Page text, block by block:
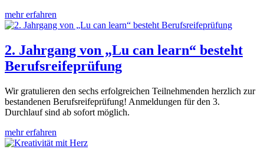
mehr erfahren
2. Jahrgang von „Lu can learn“ besteht
Berufsreifeprüfung
Wir gratulieren den sechs erfolgreichen Teilnehmenden herzlich zur
bestandenen Berufsreifeprüfung! Anmeldungen für den 3.
Durchlauf sind ab sofort möglich.
mehr erfahren